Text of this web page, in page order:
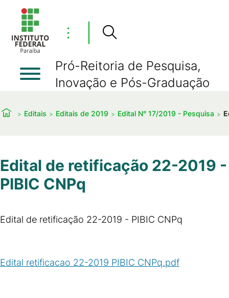
⋮
Pró-Reitoria de Pesquisa,
Inovação e Pós-Graduação
Editais Editais de 2019 Edital N° 17/2019 - Pesquisa
Edital de retificação 22-2019 -
PIBIC CNPq
Edital de retificação 22-2019 - PIBIC CNPq
Edital retificacao 22-2019 PIBIC CNPq.pdf